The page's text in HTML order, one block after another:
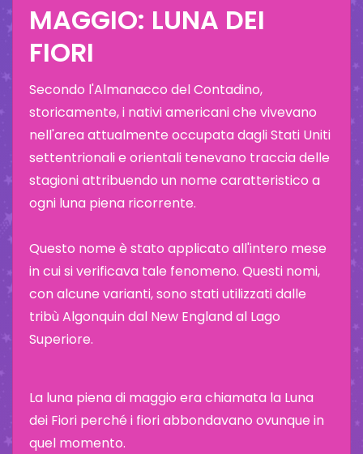
MAGGIO: LUNA DEI
FIORI
Secondo l'Almanacco del Contadino,
storicamente, i nativi americani che vivevano
nell'area attualmente occupata dagli Stati Uniti
settentrionali e orientali tenevano traccia delle
stagioni attribuendo un nome caratteristico a
ogni luna piena ricorrente.
Questo nome è stato applicato all'intero mese
in cui si verificava tale fenomeno. Questi nomi,
con alcune varianti, sono stati utilizzati dalle
tribù Algonquin dal New England al Lago
Superiore.
La luna piena di maggio era chiamata la Luna
dei Fiori perché i fiori abbondavano ovunque in
quel momento.